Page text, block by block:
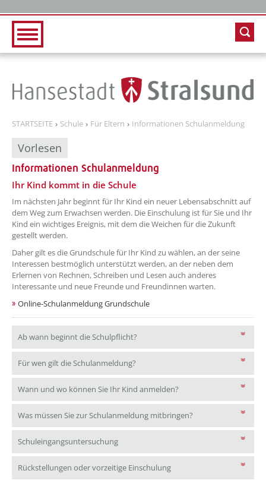
STARTSEITE Schule Für Eltern Informationen Schulanmeldung
Vorlesen
Informationen Schulanmeldung
??? absaetzeOben[1]/titel ???
Ihr Kind kommt in die Schule
Im nächsten Jahr beginnt für Ihr Kind ein neuer Lebensabschnitt auf
dem Weg zum Erwachsen werden. Die Einschulung ist für Sie und Ihr
Kind ein wichtiges Ereignis, mit dem die Weichen für die Zukunft
gestellt werden.
Daher gilt es die Grundschule für Ihr Kind zu wählen, an der seine
Interessen bestmöglich unterstützt werden, an der neben dem
Erlernen von Rechnen, Schreiben und Lesen auch anderes
Interessante und neue Freunde und Freundinnen warten.
Online-Schulanmeldung Grundschule
Ab wann beginnt die Schulpflicht? Ab wann beginnt die Schulpflicht?
Für wen gilt die Schulanmeldung? Für wen gilt die Schulanmeldung?
Wann und wo können Sie Ihr Kind anmelden? Wann und wo können
Was müssen Sie zur Schulanmeldung mitbringen? Was müssen Sie
SchuleingangsuntersuchungSchuleingangsuntersuchung
Rückstellungen oder vorzeitige EinschulungRückstellungen oder